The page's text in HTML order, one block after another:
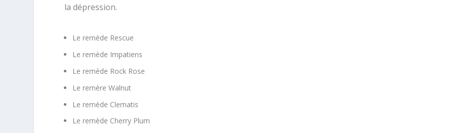
la dépression.
Le remède Rescue
Le remède Impatiens
Le remède Rock Rose
Le remère Walnut
Le remède Clematis
Le remède Cherry Plum